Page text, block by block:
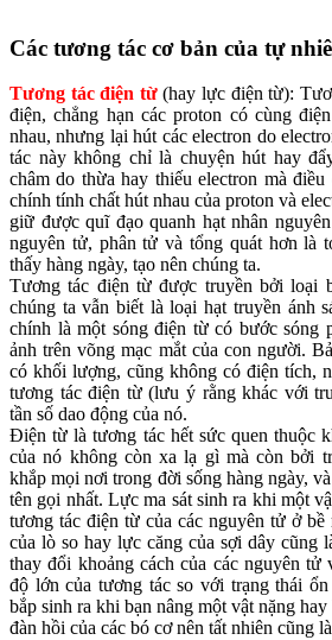
Các tương tác cơ bản của tự
Tương tác điện từ(hay lực điện từ):
điện, chẳng hạn các proton có cùng
nhau, nhưng lại hút các electron do
tác này không chỉ là chuyện hút hay
châm do thừa hay thiếu electron mà
chính tính chất hút nhau của proton và
giữ được quĩ đạo quanh hạt nhân
nguyên tử, phân tử và tổng quát hơn là
thấy hàng ngày, tạo nên chúng ta.
Tương tác điện từ được truyền bởi loại
chúng ta vẫn biết là loại hạt truyền ánh
chính là một sóng điện từ có bước sóng
ảnh trên võng mạc mắt của con người.
có khối lượng, cũng không có điện tích,
tương tác điện từ (lưu ý rằng khác với
tần số dao động của nó.
Điện từ là tương tác hết sức quen thuộc
của nó không còn xa lạ gì mà còn bởi
khắp mọi nơi trong đời sống hàng ngày,
tên gọi nhất. Lực ma sát sinh ra khi một
tương tác điện từ của các nguyên tử ở
của lò so hay lực căng của sợi dây cũng
thay đổi khoảng cách của các nguyên
độ lớn của tương tác so với trạng thái
bắp sinh ra khi bạn nâng một vật nặng
đàn hồi của các bó cơ nên tất nhiên cũng